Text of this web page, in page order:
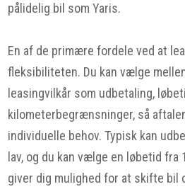
pålidelig bil som Yaris.
En af de primære fordele ved at
fleksibiliteten. Du kan vælge
leasingvilkår som udbetaling,
kilometerbegrænsninger, så
individuelle behov. Typisk kan
lav, og du kan vælge en løbetid fra
giver dig mulighed for at skifte bil